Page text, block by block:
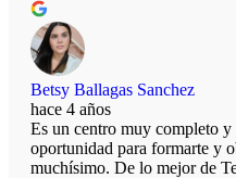
Betsy Ballagas Sanchez
hace 4 años
Es un centro muy completo
oportunidad para formarte y
muchísimo. De lo mejor de